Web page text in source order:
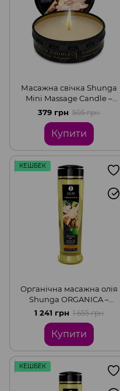
Масажна свічка Shunga
Mini Massage Candle –
Intoxicating Chocolate (30
мл) з афродизіаками
379 грн 505 грн
Купити
КЕШБЕК
Органічна масажна олія
Shunga ORGANICA –
Almond Sweetness (240 мл)
з вітаміном Е
1 241 грн 1 655 грн
Купити
КЕШБЕК